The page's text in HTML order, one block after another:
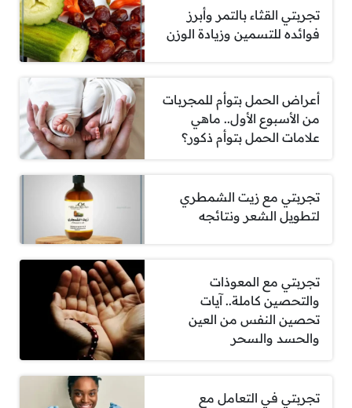
تجربتي القثاء بالتمر وأبرز
فوائده للتسمين وزيادة الوزن
أعراض الحمل بتوأم للمجربات
من الأسبوع الأول.. ماهي
علامات الحمل بتوأم ذكور؟
تجربتي مع زيت الشمطري
لتطويل الشعر ونتائجه
تجربتي مع المعوذات
والتحصين كاملة.. آيات
تحصين النفس من العين
والحسد والسحر
تجربتي في التعامل مع